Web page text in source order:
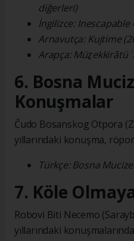
diğerleri)
İngilizce:
Arnavutça: Kujtime
Arapça: Müẕekkirâtü
6. Bosna
Konuşmalar
Čudo Bosanskog Otpora
yıllarındaki konuşma,
Türkçe: Bosna
7. Köle
Robovi Biti Necemo
yıllarındaki